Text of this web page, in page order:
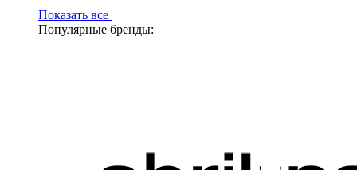
Показать все
Популярные бренды: